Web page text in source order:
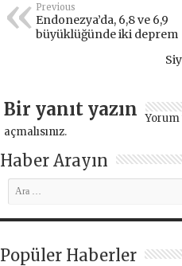
Previous
Endonezya’da, 6,8 ve 6,9
büyüklüğünde iki deprem
Bir yanıt yazın
açmalısınız.
Haber Arayın
Popüler Haberler